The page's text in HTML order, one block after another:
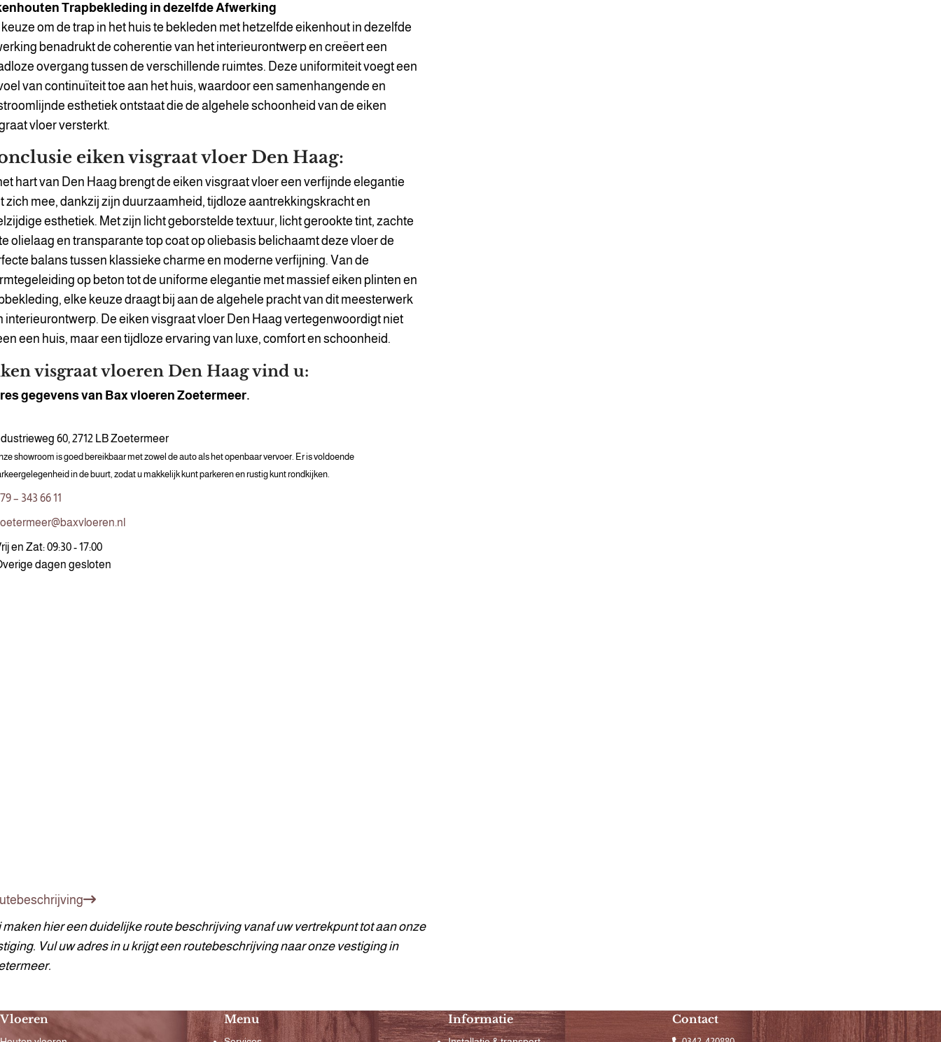
Trapbekleding in dezelfde Afwerking
om de trap in het huis te bekleden met hetzelfde eikenhout in dezelfde
benadrukt de coherentie van het interieurontwerp en creëert een
overgang tussen de verschillende ruimtes. Deze uniformiteit voegt een
van continuïteit toe aan het huis, waardoor een samenhangende en
esthetiek ontstaat die de algehele schoonheid van de eiken
vloer versterkt.
eiken visgraat vloer Den Haag:
hart van Den Haag brengt de eiken visgraat vloer een verfijnde elegantie
zich mee, dankzij zijn duurzaamheid, tijdloze aantrekkingskracht en
esthetiek. Met zijn licht geborstelde textuur, licht gerookte tint, zachte
olielaag en transparante top coat op oliebasis belichaamt deze vloer de
balans tussen klassieke charme en moderne verfijning. Van de
op beton tot de uniforme elegantie met massief eiken plinten en
elke keuze draagt bij aan de algehele pracht van dit meesterwerk
interieurontwerp. De eiken visgraat vloer Den Haag vertegenwoordigt niet
een huis, maar een tijdloze ervaring van luxe, comfort en schoonheid.
visgraat vloeren Den Haag vind u:
gegevens van Bax vloeren Zoetermeer.
60, 2712 LB Zoetermeer
showroom is goed bereikbaar met zowel de auto als het openbaar vervoer. Er is voldoende
in de buurt, zodat u makkelijk kunt parkeren en rustig kunt rondkijken.
– 343 66 11
en Zat: 09:30 - 17:00
dagen gesloten
maken hier een duidelijke route beschrijving vanaf uw vertrekpunt tot aan onze
Vul uw adres in u krijgt een routebeschrijving naar onze vestiging in
Vloeren Menu Informatie Contact